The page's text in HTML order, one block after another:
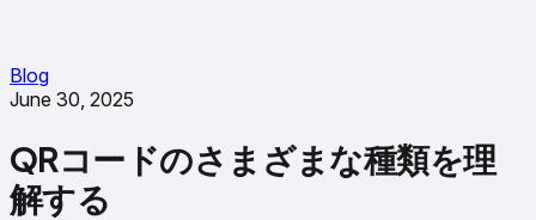
Blog
June 30, 2025
QRコードのさまざまな種類を理
解する